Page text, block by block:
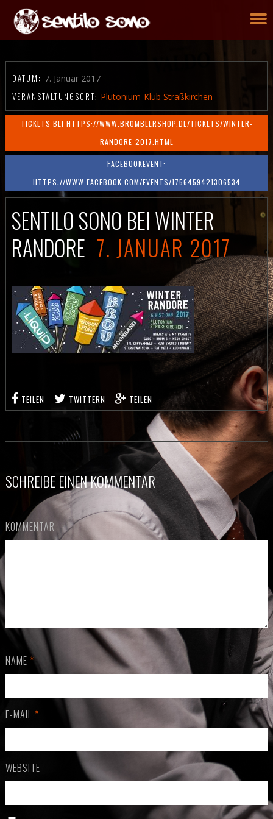
DATUM: 7. Januar 2017
VERANSTALTUNGSORT: Plutonium-Klub Straßkirchen
TICKETS BEI HTTPS://WWW.BROMBEERSHOP.DE/TICKETS/WINTER-
RANDORE-2017.HTML
FACEBOOKEVENT:
HTTPS://WWW.FACEBOOK.COM/EVENTS/1756459421306534
SENTILO SONO BEI WINTER
RANDORE 7. JANUAR 2017
TEILEN TWITTERN TEILEN
SCHREIBE EINEN KOMMENTAR
KOMMENTAR
NAME *
E-MAIL *
WEBSITE